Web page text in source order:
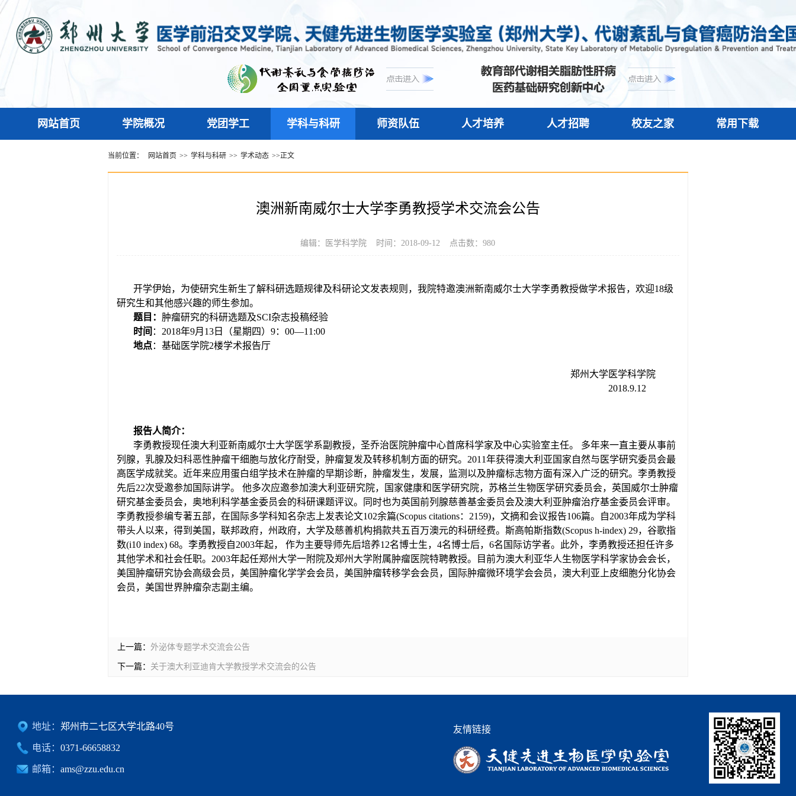
网站首页 学院概况 党团学工 学科与科研 师资队伍 人才培养 人才招聘 校友之家 常用下载
当前位置： 网站首页 >> 学科与科研 >> 学术动态 >>正文
澳洲新南威尔士大学李勇教授学术交流会公告
编辑：医学科学院 时间：2018-09-12 点击数：980
开学伊始，为使研究生新生了解科研选题规律及科研论文发表规则，我院特邀澳洲新南威尔士大学李勇教授做学术报告，欢迎18级
研究生和其他感兴趣的师生参加。
题目： 肿瘤研究的科研选题及SCI杂志投稿经验
时间 ：2018年9月13日（星期四）9：00—11:00
地点：基础医学院2楼学术报告厅
郑州大学医学科学院
2018.9.12
报告人简介：
李勇教授现任澳大利亚新南威尔士大学医学系副教授，圣乔治医院肿瘤中心首席科学家及中心实验室主任。 多年来一直主要从事前
列腺，乳腺及妇科恶性肿瘤干细胞与放化疗耐受，肿瘤复发及转移机制方面的研究。2011年获得澳大利亚国家自然与医学研究委员会最
高医学成就奖。近年来应用蛋白组学技术在肿瘤的早期诊断，肿瘤发生，发展，监测以及肿瘤标志物方面有深入广泛的研究。李勇教授
先后22次受邀参加国际讲学。 他多次应邀参加澳大利亚研究院，国家健康和医学研究院，苏格兰生物医学研究委员会，英国威尔士肿瘤
研究基金委员会，奥地利科学基金委员会的科研课题评议。同时也为英国前列腺慈善基金委员会及澳大利亚肿瘤治疗基金委员会评审。
李勇教授参编专著五部，在国际多学科知名杂志上发表论文102余篇(Scopus citations：2159)，文摘和会议报告106篇。自2003年成为学科
带头人以来，得到美国，联邦政府，州政府，大学及慈善机构捐款共五百万澳元的科研经费。斯高帕斯指数(Scopus h-index) 29，谷歌指
数(i10 index) 68。李勇教授自2003年起， 作为主要导师先后培养12名博士生，4名博士后，6名国际访学者。此外，李勇教授还担任许多
其他学术和社会任职。2003年起任郑州大学一附院及郑州大学附属肿瘤医院特聘教授。目前为澳大利亚华人生物医学科学家协会会长，
美国肿瘤研究协会高级会员，美国肿瘤化学学会会员，美国肿瘤转移学会会员，国际肿瘤微环境学会会员，澳大利亚上皮细胞分化协会
会员，美国世界肿瘤杂志副主编。
上一篇： 外泌体专题学术交流会公告
下一篇： 关于澳大利亚迪肯大学教授学术交流会的公告
地址： 郑州市二七区大学北路40号
电话： 0371-66658832
邮箱： ams@zzu.edu.cn
友情链接